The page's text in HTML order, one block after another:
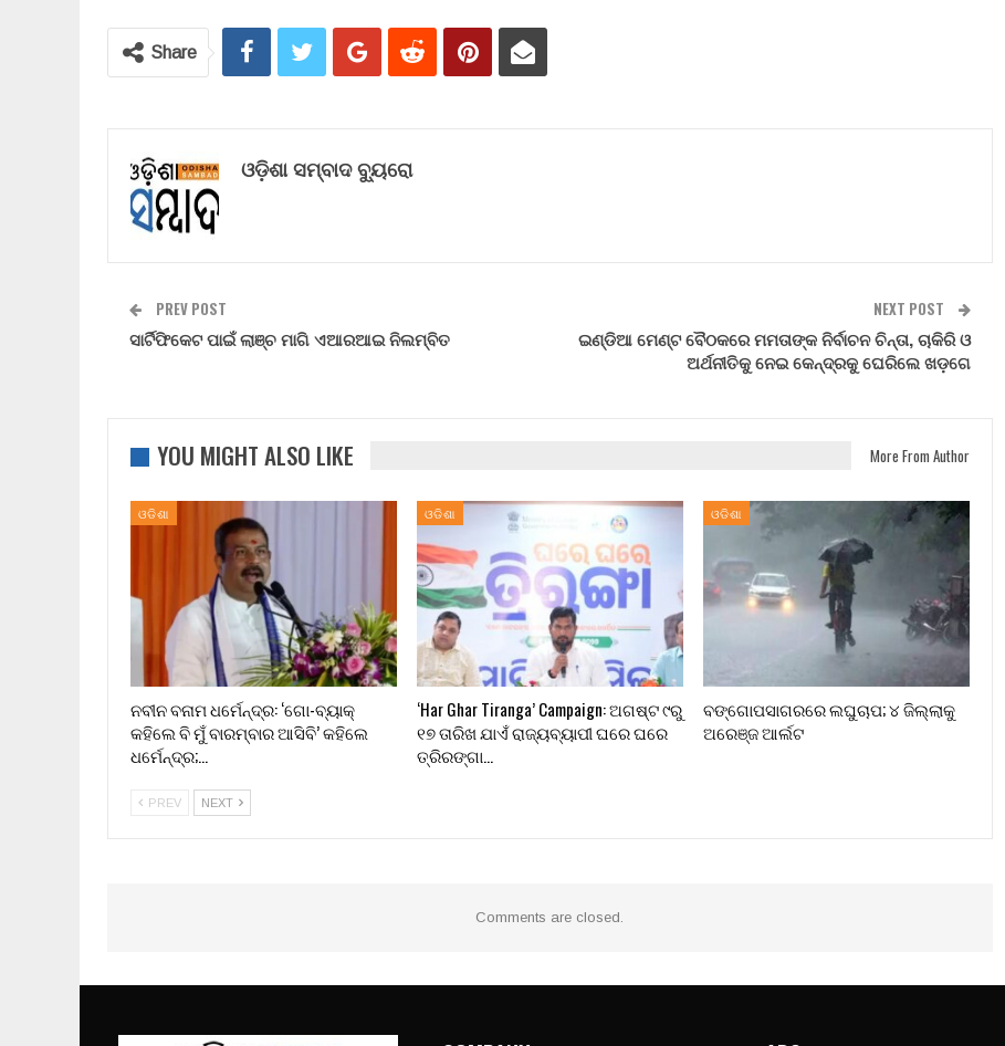
Share
ଓଡ଼ିଶା ସମ୍ବାଦ ବ୍ୟୁରୋ
PREV POST
ସାର୍ଟିଫିକେଟ ପାଇଁ ଲାଞ୍ଚ ମାଗି ଏଆରଆଇ ନିଲମ୍ବିତ
NEXT POST
ଇଣ୍ଡିଆ ମେଣ୍ଟ ବୈଠକରେ ମମତାଙ୍କ ନିର୍ବାଚନ ଚିନ୍ତା, ଚାକିରି ଓ
ଅର୍ଥନୀତିକୁ ନେଇ କେନ୍ଦ୍ରକୁ ଘେରିଲେ ଖଡ଼ଗେ
YOU MIGHT ALSO LIKE More From Author
ଓଡିଶା
ନବୀନ ବନାମ ଧର୍ମେନ୍ଦ୍ର: ‘ଗୋ-ବ୍ୟାକ୍
କହିଲେ ବି ମୁଁ ବାରମ୍ବାର ଆସିବି’ କହିଲେ
ଧର୍ମେନ୍ଦ୍ର;…
ଓଡିଶା
‘Har Ghar Tiranga’ Campaign: ଅଗଷ୍ଟ ୯ରୁ
୧୭ ତାରିଖ ଯାଏଁ ରାଜ୍ୟବ୍ୟାପୀ ଘରେ ଘରେ
ତ୍ରିରଙ୍ଗା…
ଓଡିଶା
ବଙ୍ଗୋପସାଗରରେ ଲଘୁଚାପ; ୪ ଜିଲ୍ଲାକୁ
ଅରେଞ୍ଜ ଆର୍ଲଟ
PREV NEXT
Comments are closed.